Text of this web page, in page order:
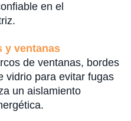
en el
y ventanas
de ventanas, bordes
vidrio para evitar fugas
un aislamiento